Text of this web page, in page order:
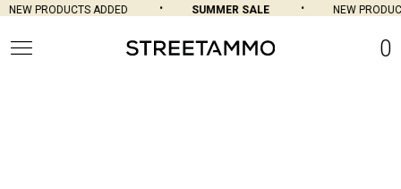
NEW PRODUCTS ADDED SUMMER SALE NEW
0